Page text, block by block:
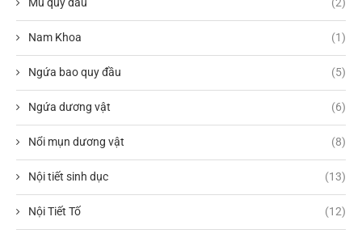
Nam Khoa (1)
Ngứa bao quy đầu (5)
Ngứa dương vật (6)
Nổi mụn dương vật (8)
Nội tiết sinh dục (13)
Nội Tiết Tố (12)